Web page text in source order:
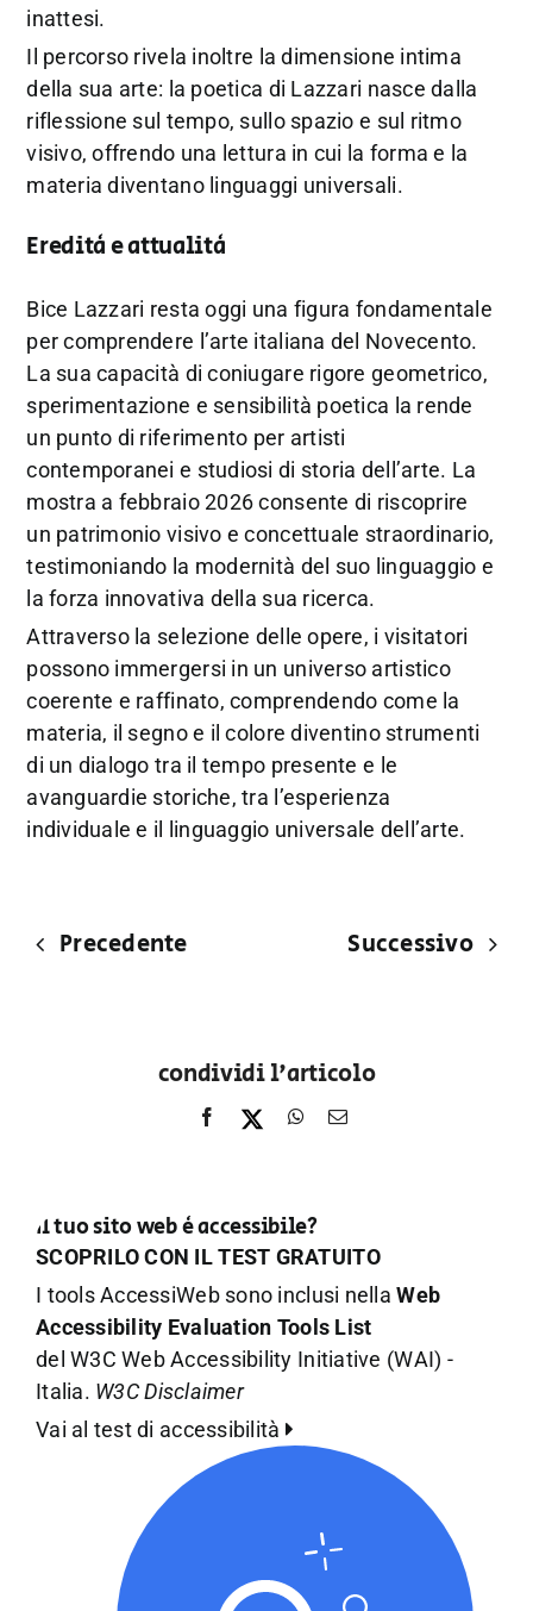
inattesi.
Il percorso rivela inoltre la dimensione intima
della sua arte: la poetica di Lazzari nasce dalla
riflessione sul tempo, sullo spazio e sul ritmo
visivo, offrendo una lettura in cui la forma e la
materia diventano linguaggi universali.
Eredità e attualità
Bice Lazzari resta oggi una figura fondamentale
per comprendere l’arte italiana del Novecento.
La sua capacità di coniugare rigore geometrico,
sperimentazione e sensibilità poetica la rende
un punto di riferimento per artisti
contemporanei e studiosi di storia dell’arte. La
mostra a febbraio 2026 consente di riscoprire
un patrimonio visivo e concettuale straordinario,
testimoniando la modernità del suo linguaggio e
la forza innovativa della sua ricerca.
Attraverso la selezione delle opere, i visitatori
possono immergersi in un universo artistico
coerente e raffinato, comprendendo come la
materia, il segno e il colore diventino strumenti
di un dialogo tra il tempo presente e le
avanguardie storiche, tra l’esperienza
individuale e il linguaggio universale dell’arte.
Precedente Successivo
condividi l'articolo
Il tuo sito web è accessibile?
SCOPRILO CON IL TEST GRATUITO
I tools AccessiWeb sono inclusi nellaWeb
Accessibility Evaluation Tools List
del W3C Web Accessibility Initiative (WAI) -
Italia. W3C Disclaimer
Vai al test di accessibilità